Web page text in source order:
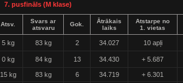
7. pusfināls (M klase)
Atsv.
Svars ar
atsvaru
Gok.
Ātrākais
laiks
Atstarpe no
1. vietas
5 kg 83 kg 2 34.027 10 apļi
0 kg 84 kg 13 34.430 + 5.687
15 kg 83 kg 6 34.719 + 6.301